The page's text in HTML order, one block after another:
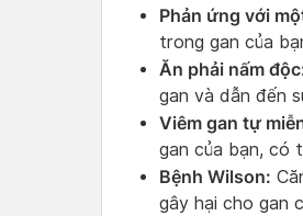
Phản ứng với
trong gan của
Ăn phải nấm
gan và dẫn đến
Viêm gan tự
gan của bạn, có
Bệnh Wilson:
gây hại cho gan